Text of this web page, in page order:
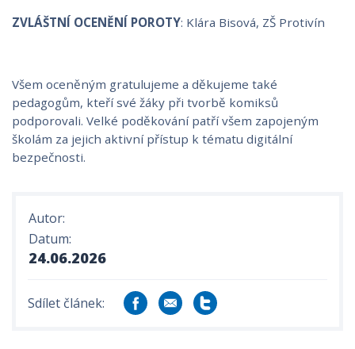
ZVLÁŠTNÍ OCENĚNÍ POROTY: Klára Bisová, ZŠ Protivín
Všem oceněným gratulujeme a děkujeme také
pedagogům, kteří své žáky při tvorbě komiksů
podporovali. Velké poděkování patří všem zapojeným
školám za jejich aktivní přístup k tématu digitální
bezpečnosti.
Autor:
Datum:
24.06.2026
Sdílet článek: